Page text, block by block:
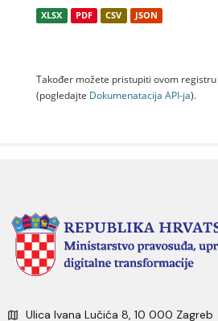
XLSX PDF CSV JSON
Također možete pristupiti ovom
(pogledajte Dokumenаtаcijа API-jа).